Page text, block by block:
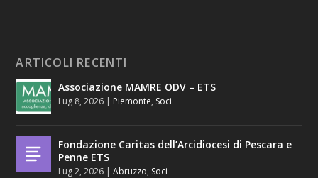
ARTICOLI RECENTI
Associazione MAMRE ODV – ETS
Lug 8, 2026 | Piemonte, Soci
Fondazione Caritas dell’Arcidiocesi di Pescara e
Penne ETS
Lug 2, 2026 |Abruzzo, Soci